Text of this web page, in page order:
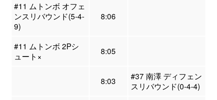
#11 ムトンボ オフェ
ンスリバウンド(5-4-
9)
8:06
#11 ムトンボ 2Pシ
ュート×
8:05
8:03
#37 南澤 ディフェン
スリバウンド(0-4-4)